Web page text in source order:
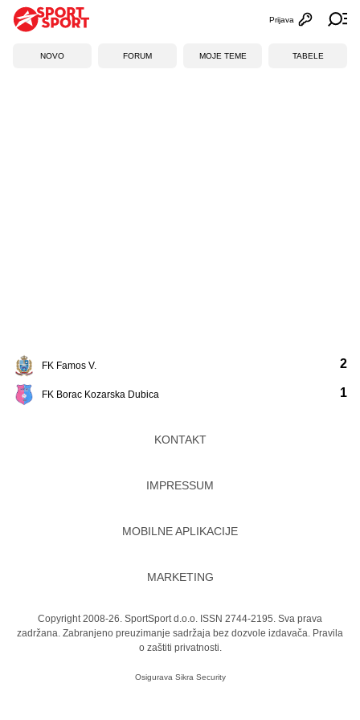
Otvori
Prijava
NOVO FORUM MOJE TEME TABELE
FK Famos V.
FK Borac Kozarska Dubica
2
1
KONTAKT
IMPRESSUM
MOBILNE APLIKACIJE
MARKETING
Copyright 2008-26. SportSport d.o.o. ISSN 2744-2195. Sva prava
zadržana. Zabranjeno preuzimanje sadržaja bez dozvole izdavača. Pravila
o zaštiti privatnosti.
Osigurava Sikra Security